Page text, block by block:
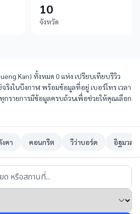
10
จังหวัด
Kan) ทั้งหมด 0 แห่ง เปรียบเทียบรีวิว
ริงในบึงกาฬ พร้อมข้อมูลที่อยู่ เบอร์โทร เวลา
รายการมีข้อมูลครบถ้วนเพื่อช่วยให้คุณเลือก
คา คอนกรีต วีว่าบอร์ด อิฐมวลเ